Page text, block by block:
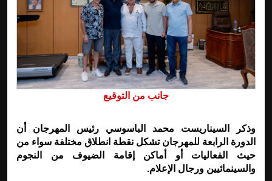
جانب من التوقيع
وذكر السيناريست محمد الباسوسي رئيس المهرجان أن
الدورة الرابعة للمهرجان تشكل نقطة انطلاق مختلفة سواء من
حيث الفعاليات أو أماكن إقامة الضيوف من النجوم
والسينمائيين ورجال الإعلام.